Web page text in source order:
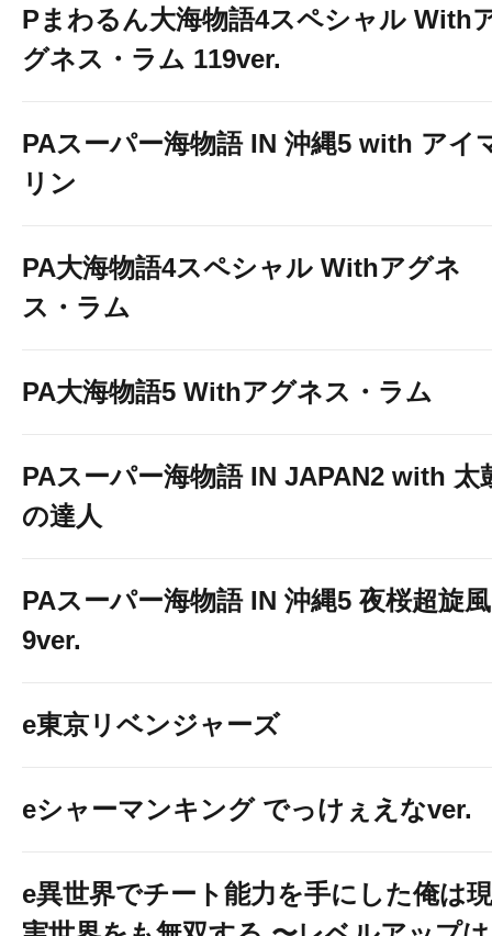
Pまわるん大海物語4スペシャル With
グネス・ラム 119ver.
PAスーパー海物語 IN 沖縄5 with アイ
リン
PA大海物語4スペシャル Withアグネ
ス・ラム
PA大海物語5 Withアグネス・ラム
PAスーパー海物語 IN JAPAN2 with 太
の達人
PAスーパー海物語 IN 沖縄5 夜桜超旋
9ver.
e東京リベンジャーズ
eシャーマンキング でっけぇえなver.
e異世界でチート能力を手にした俺は現